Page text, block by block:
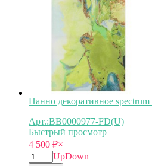
Панно декоративное
Арт.:BB0000977-FD(U)
Быстрый просмотр
4 500 ₽×
UpDown